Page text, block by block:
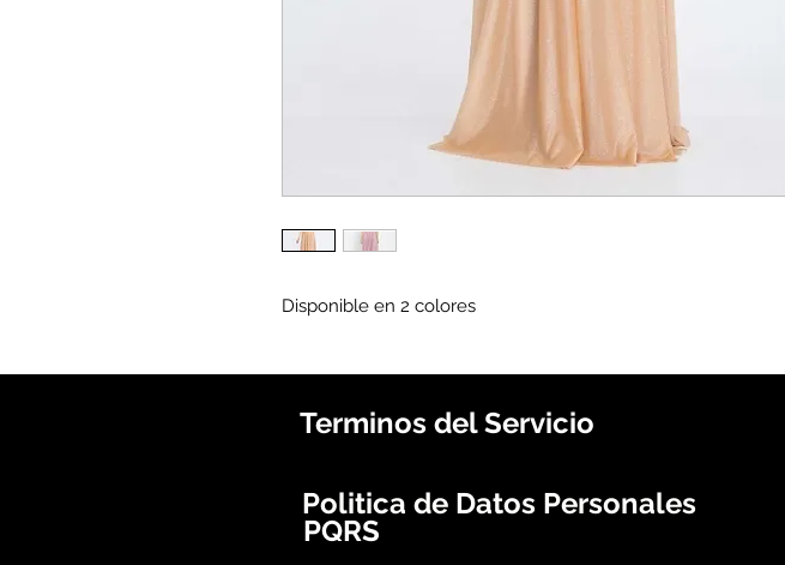
Disponible en 2 colores
Terminos del Servicio
Politica de Datos Personales
PQRS